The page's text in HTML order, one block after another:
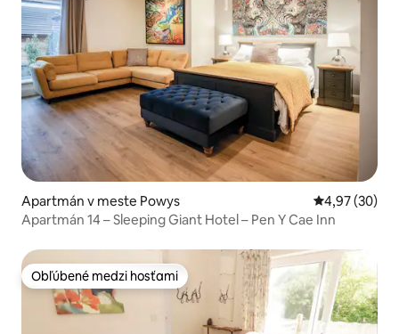
Apartmán v meste Powys Priemerné
4,97 (30)
Apartmán 14 – Sleeping Giant Hotel – Pen Y Cae Inn
Obľúbené medzi hosťami
Obľúbené medzi hosťami